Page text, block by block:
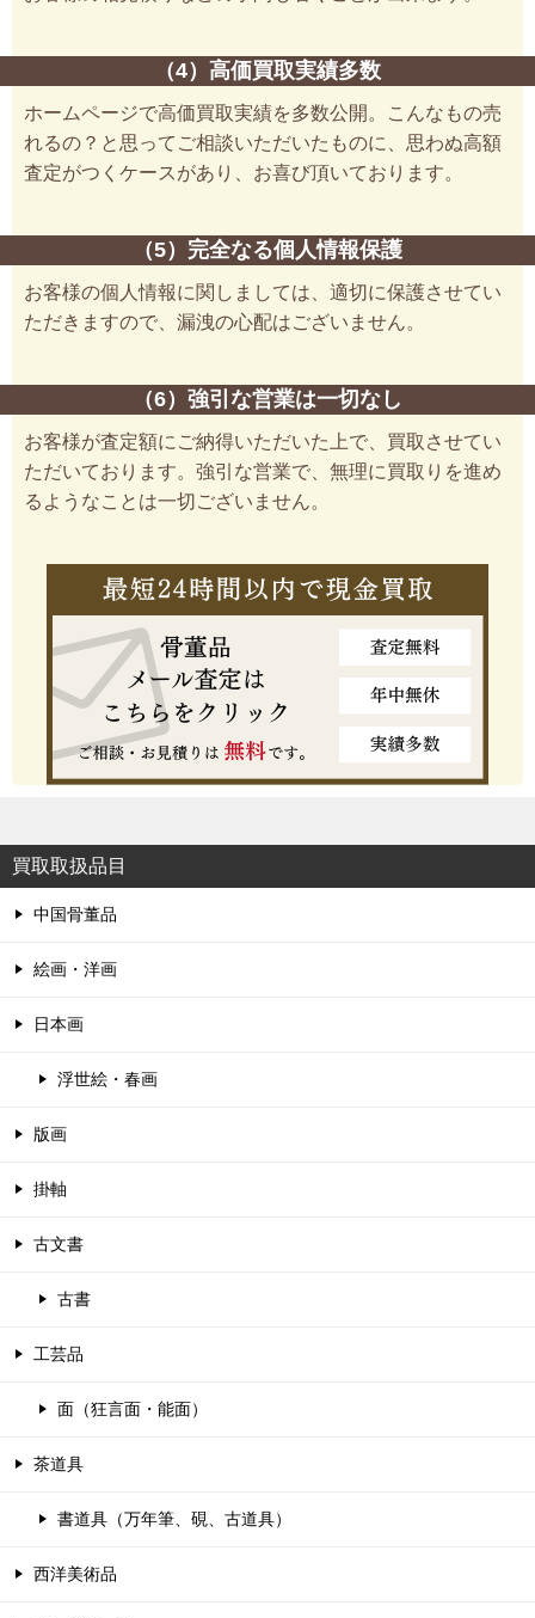
（4）高価買取実績多数
ホームページで高価買取実績を多数公開。こんなもの売
れるの？と思ってご相談いただいたものに、思わぬ高額
査定がつくケースがあり、お喜び頂いております。
（5）完全なる個人情報保護
お客様の個人情報に関しましては、適切に保護させてい
ただきますので、漏洩の心配はございません。
（6）強引な営業は一切なし
お客様が査定額にご納得いただいた上で、買取させてい
ただいております。強引な営業で、無理に買取りを進め
るようなことは一切ございません。
買取取扱品目
中国骨董品
絵画・洋画
日本画
浮世絵・春画
版画
掛軸
古文書
古書
工芸品
面（狂言面・能面）
茶道具
書道具（万年筆、硯、古道具）
西洋美術品